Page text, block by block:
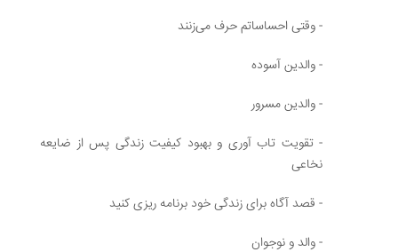
- وقتی احساساتم حرف می‌زنند
- والدین آسوده
- والدین مسرور
- تقویت تاب آوری و بهبود کیفیت زندگی پس از ضایعه
نخاعی
- قصد آگاه برای زندگی خود برنامه ریزی کنید
- والد و نوجوان